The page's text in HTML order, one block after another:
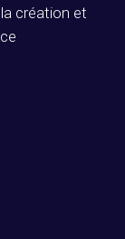
création et